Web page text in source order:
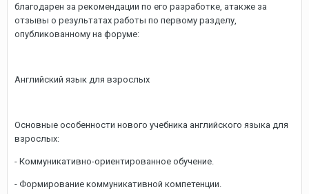
благодарен за рекомендации по его разработке, атакже за
отзывы о результатах работы по первому разделу,
опубликованному на форуме:
Английский язык для взрослых
Основные особенности нового учебника английского языка для
взрослых:
- Коммуникативно-ориентированное обучение.
- Формирование коммуникативной компетенции.